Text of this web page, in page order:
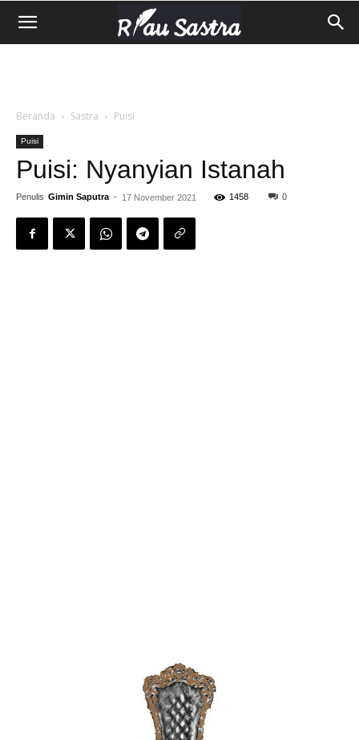
Beranda Sastra Puisi
Puisi
Puisi: Nyanyian Istanah
Penulis Gimin Saputra - 17 November 2021 1458 0